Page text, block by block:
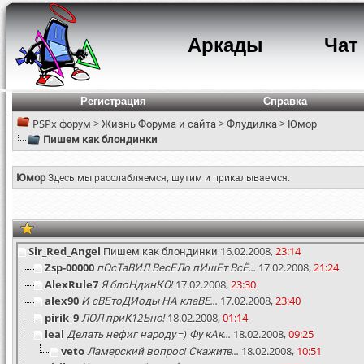
Аркады Чат
Регистрация Справка
PSPx форум >Жизнь Форума и сайта>Флудилка> Юмор
Пишем как блондинки
ЮморЗдесь мы расслабляемся, шутим и прикалываемся.
Sir_Red_Angel Пишем как блондинки 16.02.2008,23:14
Zsp-00000 пОсТаВИЛ ВесЕЛо пИшЕт ВсЁ... 17.02.2008,21:24
AlexRule7 Я блоНдинКО!17.02.2008,23:30
alex90 И сВЕтоДИоды НА клаВЕ... 17.02.2008,23:40
pirik_9ЛОЛ приК12Ьно!18.02.2008,01:14
leal Делать нефиг народу =) Фу кАк... 18.02.2008,09:25
vetoЛамерский вопрос! Скажите... 18.02.2008, 10:51